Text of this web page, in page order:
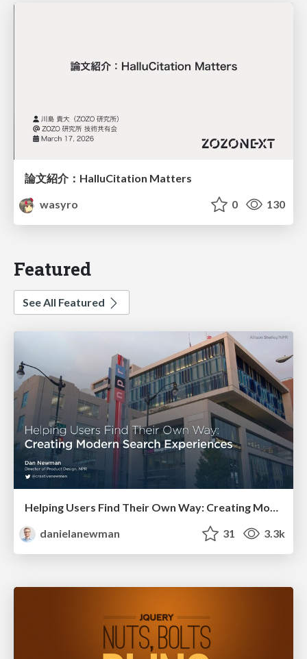
論文紹介：HalluCitation Matters
wasyro
0 130
Featured
See All Featured
danielanewman
31 3.3k